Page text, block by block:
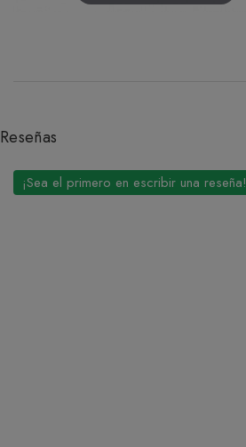
Reseñas
¡Sea el primero en escribir una reseña!